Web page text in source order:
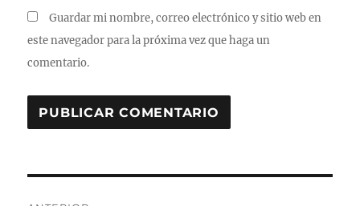
Guardar mi nombre, correo electrónico y sitio web en
este navegador para la próxima vez que haga un
comentario.